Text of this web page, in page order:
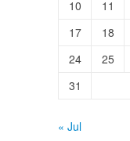
10
11
17
18
24
25
31
« Jul